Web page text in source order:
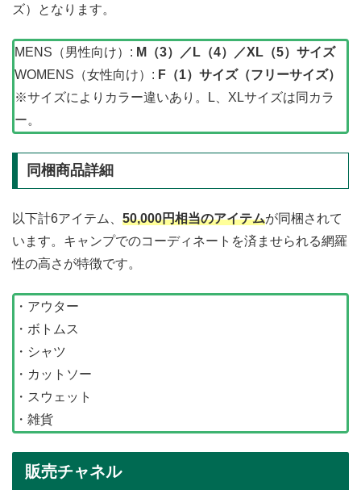
ズ）となります。
MENS（男性向け）: M（3）／L（4）／XL（5）サイズ
WOMENS（女性向け）: F（1）サイズ（フリーサイズ）
※サイズによりカラー違いあり。L、XLサイズは同カラ
ー。
同梱商品詳細
以下計6アイテム、 50,000円相当のアイテムが同梱されて
います。キャンプでのコーディネートを済ませられる網羅
性の高さが特徴です。
・アウター
・ボトムス
・シャツ
・カットソー
・スウェット
・雑貨
販売チャネル